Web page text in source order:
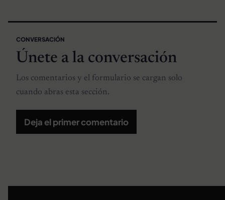
CONVERSACIÓN
Únete a la conversación
Los comentarios y el formulario se cargan solo
cuando abras esta sección.
Deja el primer comentario